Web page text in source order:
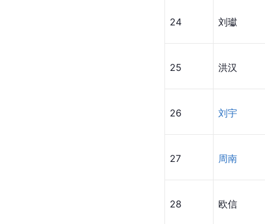
24 刘瓛
25 洪汉
26 刘宇
27 周南
28 欧信